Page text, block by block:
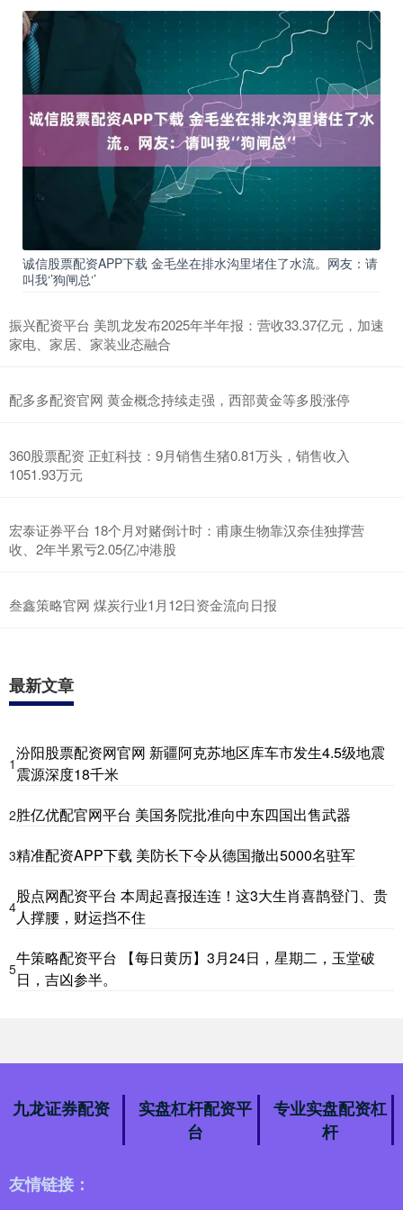
诚信股票配资APP下载 金毛坐在排水沟里堵住了水流。网友：请
叫我‘’狗闸总‘’
振兴配资平台 美凯龙发布2025年半年报：营收33.37亿元，加速
家电、家居、家装业态融合
配多多配资官网 黄金概念持续走强，西部黄金等多股涨停
360股票配资 正虹科技：9月销售生猪0.81万头，销售收入
1051.93万元
宏泰证券平台 18个月对赌倒计时：甫康生物靠汉奈佳独撑营
收、2年半累亏2.05亿冲港股
叁鑫策略官网 煤炭行业1月12日资金流向日报
最新文章
1
汾阳股票配资网官网 新疆阿克苏地区库车市发生4.5级地震
震源深度18千米
2胜亿优配官网平台 美国务院批准向中东四国出售武器
3精准配资APP下载 美防长下令从德国撤出5000名驻军
4
股点网配资平台 本周起喜报连连！这3大生肖喜鹊登门、贵
人撑腰，财运挡不住
5
牛策略配资平台 【每日黄历】3月24日，星期二，玉堂破
日，吉凶参半。
九龙证券配资
实盘杠杆配资平
台
专业实盘配资杠
杆
友情链接：